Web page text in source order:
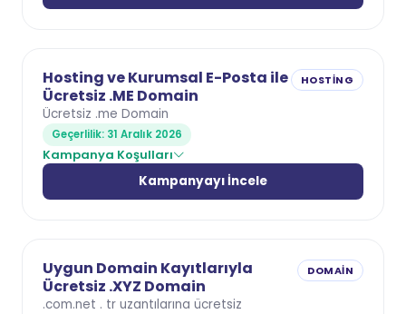
Hosting ve Kurumsal E-Posta ile
Ücretsiz .ME Domain
HOSTING
Ücretsiz .me Domain
Geçerlilik: 31 Aralık 2026
Kampanya Koşulları
Kampanyayı İncele
Uygun Domain Kayıtlarıyla
Ücretsiz .XYZ Domain
DOMAIN
.com.net . tr uzantılarına ücretsiz